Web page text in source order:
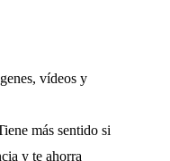
vídeos y
más sentido si
y te ahorra